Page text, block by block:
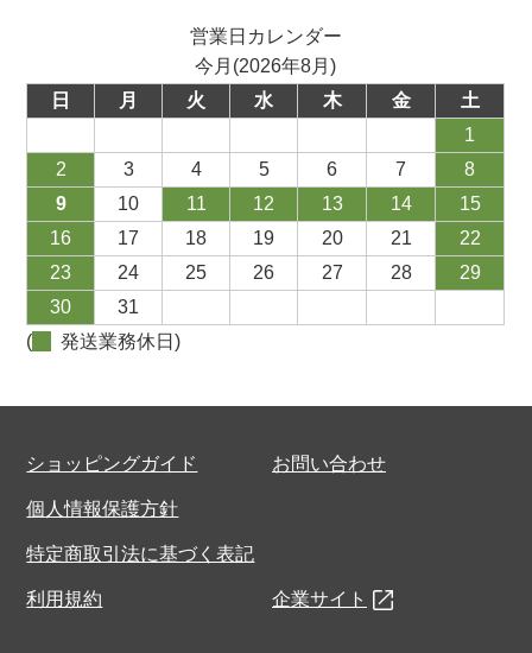
営業日カレンダー
今月(2026年8月)
日
月 火 水 木 金
土
1
2
3 4 5 6 7
8
9
10 11 12 13 14
15
16
17 18 19 20 21
22
23
24 25 26 27 28
29
30
31
(
発送業務休日)
ショッピングガイド お問い合わせ
個人情報保護方針
特定商取引法に基づく表記
利用規約 企業サイト